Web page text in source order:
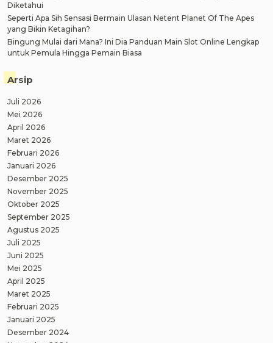
Diketahui
Seperti Apa Sih Sensasi Bermain Ulasan Netent Planet Of The Apes
yang Bikin Ketagihan?
Bingung Mulai dari Mana? Ini Dia Panduan Main Slot Online Lengkap
untuk Pemula Hingga Pemain Biasa
Arsip
Juli 2026
Mei 2026
April 2026
Maret 2026
Februari 2026
Januari 2026
Desember 2025
November 2025
Oktober 2025
September 2025
Agustus 2025
Juli 2025
Juni 2025
Mei 2025
April 2025
Maret 2025
Februari 2025
Januari 2025
Desember 2024